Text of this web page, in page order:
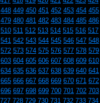
448 449 450 451 452 453 454 455
479 480 481 482 483 484 485 486
510 511 512 513 514 515 516 517
541 542 543 544 545 546 547 548
572 573 574 575 576 577 578 579
603 604 605 606 607 608 609 610
634 635 636 637 638 639 640 641
665 666 667 668 669 670 671 672
696 697 698 699 700 701 702 703
727 728 729 730 731 732 733 734